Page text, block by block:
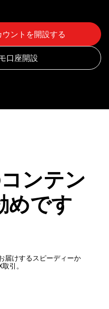
ンテン
めです
届けするスピーディーか
引。